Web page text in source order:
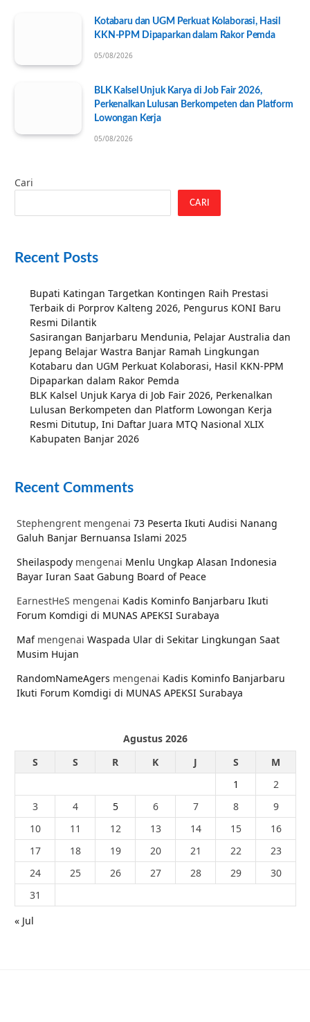
Kotabaru dan UGM Perkuat Kolaborasi, Hasil
KKN-PPM Dipaparkan dalam Rakor Pemda
05/08/2026
BLK Kalsel Unjuk Karya di Job Fair 2026,
Perkenalkan Lulusan Berkompeten dan Platform
Lowongan Kerja
05/08/2026
Cari
CARI
Recent Posts
Bupati Katingan Targetkan Kontingen Raih Prestasi
Terbaik di Porprov Kalteng 2026, Pengurus KONI Baru
Resmi Dilantik
Sasirangan Banjarbaru Mendunia, Pelajar Australia dan
Jepang Belajar Wastra Banjar Ramah Lingkungan
Kotabaru dan UGM Perkuat Kolaborasi, Hasil KKN-PPM
Dipaparkan dalam Rakor Pemda
BLK Kalsel Unjuk Karya di Job Fair 2026, Perkenalkan
Lulusan Berkompeten dan Platform Lowongan Kerja
Resmi Ditutup, Ini Daftar Juara MTQ Nasional XLIX
Kabupaten Banjar 2026
Recent Comments
Stephengrent mengenai 73 Peserta Ikuti Audisi Nanang
Galuh Banjar Bernuansa Islami 2025
Sheilaspody mengenai Menlu Ungkap Alasan Indonesia
Bayar Iuran Saat Gabung Board of Peace
EarnestHeS mengenai Kadis Kominfo Banjarbaru Ikuti
Forum Komdigi di MUNAS APEKSI Surabaya
Mafmengenai Waspada Ular di Sekitar Lingkungan Saat
Musim Hujan
RandomNameAgers mengenai Kadis Kominfo Banjarbaru
Ikuti Forum Komdigi di MUNAS APEKSI Surabaya
Agustus 2026
S
S R K J S
M
1
2
3
4 5 6 7 8
9
10
11 12 13 14 15
16
17
18 19 20 21 22
23
24
25 26 27 28 29
30
31
« Jul